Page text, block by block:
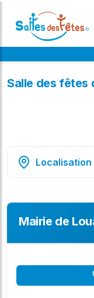
Salle des fêtes
Localisation
Mairie de